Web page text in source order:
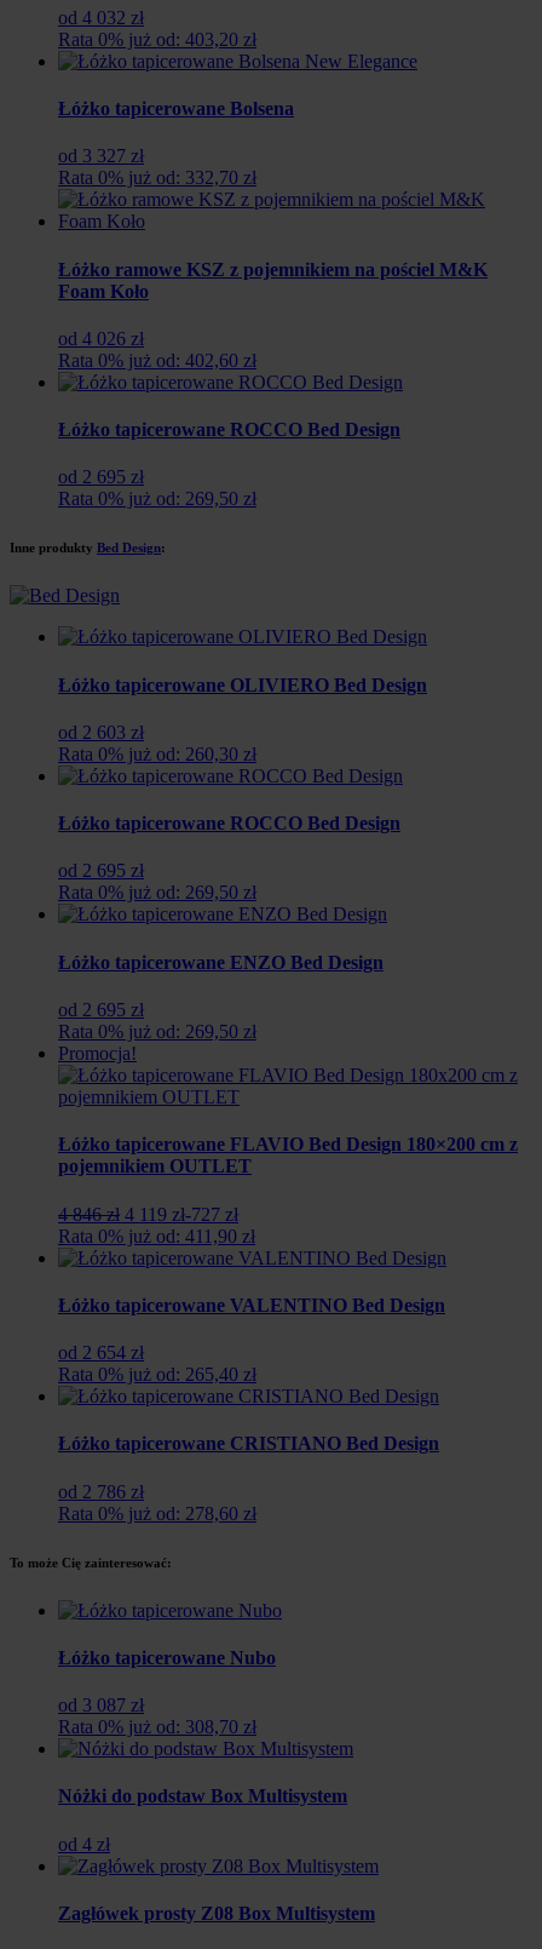
od 4 032 zł
Rata 0% już od: 403,20 zł
Łóżko tapicerowane Bolsena
od 3 327 zł
Rata 0% już od: 332,70 zł
Łóżko ramowe KSZ z pojemnikiem na pościel M&K
Foam Koło
od 4 026 zł
Rata 0% już od: 402,60 zł
Łóżko tapicerowane ROCCO Bed Design
od 2 695 zł
Rata 0% już od: 269,50 zł
Inne produkty Bed Design:
Łóżko tapicerowane OLIVIERO Bed Design
od 2 603 zł
Rata 0% już od: 260,30 zł
Łóżko tapicerowane ROCCO Bed Design
od 2 695 zł
Rata 0% już od: 269,50 zł
Łóżko tapicerowane ENZO Bed Design
od 2 695 zł
Rata 0% już od: 269,50 zł
Promocja!
Łóżko tapicerowane FLAVIO Bed Design 180×200 cm z
pojemnikiem OUTLET
4 846 zł Pierwotna
cena
wynosiła:
846
zł.
4 119 złAktualna
cena
wynosi:
119
-727 zł
Rata 0% już od: 411,90 zł
Łóżko tapicerowane VALENTINO Bed Design
od 2 654 zł
Rata 0% już od: 265,40 zł
Łóżko tapicerowane CRISTIANO Bed Design
od 2 786 zł
Rata 0% już od: 278,60 zł
To może Cię zainteresować:
Łóżko tapicerowane Nubo
od 3 087 zł
Rata 0% już od: 308,70 zł
Nóżki do podstaw Box Multisystem
od 4 zł
Zagłówek prosty Z08 Box Multisystem